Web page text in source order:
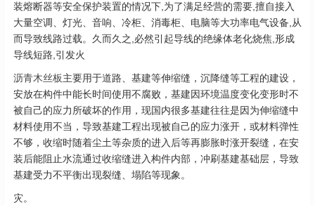
装熔断器等安全保护装置的情况下,为了满足经营的需要,擅自接入
大量空调、灯光、音响、冷柜、消毒柜、电脑等大功率电气设备,从
而导致线路过载。久而久之,必然引起导线的绝缘体老化烧焦,形成
导线短路,引发火
沥青木丝板主要用于道路、基建等伸缩缝，沉降缝等工程的建设，
安放在构件中能长时间使用不腐败，基建因环境温度变化变形时不
被自己的应力所破坏的作用，现国内很多基建往往是因为伸缩缝中
材料使用不当，导致基建工程出现被自己的应力涨开，或材料弹性
不够，收缩时随着尘土等杂质的进入后等再膨胀时涨开裂缝，在安
装后能阻止水流通过收缩缝进入构件内部，冲刷基建基础层，导致
基建受力不平衡出现裂缝、塌陷等现象。
灾。